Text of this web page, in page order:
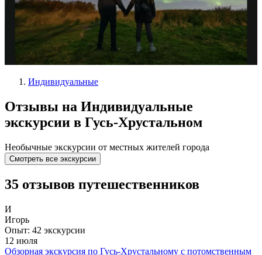
Индивидуальные
Отзывы на Индивидуальные
экскурсии в Гусь-Хрустальном
Необычные экскурсии от местных жителей города
Смотреть все экскурсии
35 отзывов путешественников
И
Игорь
Опыт: 42 экскурсии
12 июля
Обзорная экскурсия по Гусь-Хрустальному с потомственным